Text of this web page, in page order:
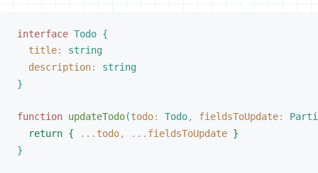
interface Todo {
title: string
description: string
}
function updateTodo(todo: Todo, fieldsToUpdate:
return { ... todo, ... fieldsToUpdate }
}